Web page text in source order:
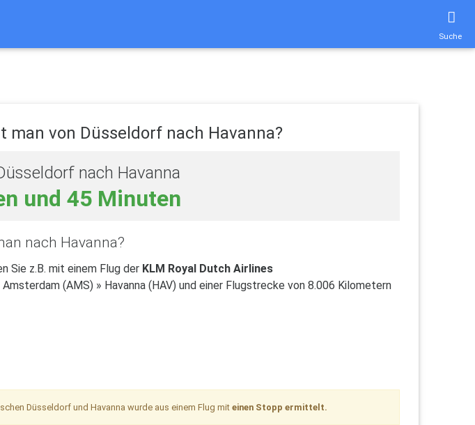
Suche
man von Düsseldorf nach Havanna?
nach Havanna
und 45 Minuten
nach Havanna?
Sie z.B. mit einem Flug der KLM Royal Dutch Airlines
Amsterdam (AMS) » Havanna (HAV) und einer Flugstrecke von 8.006 Kilometern
Düsseldorf und Havanna wurde aus einem Flug miteinen Stopp ermittelt.